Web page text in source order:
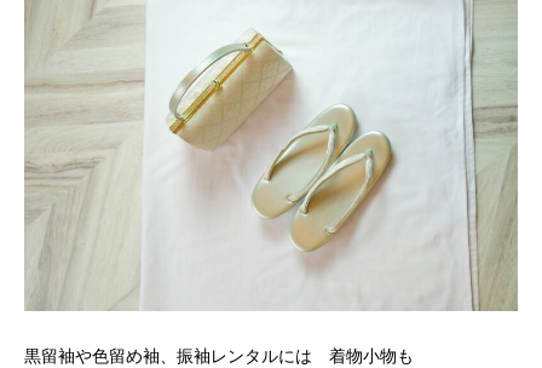
黒留袖や色留め袖、振袖レンタルには 着物小物も